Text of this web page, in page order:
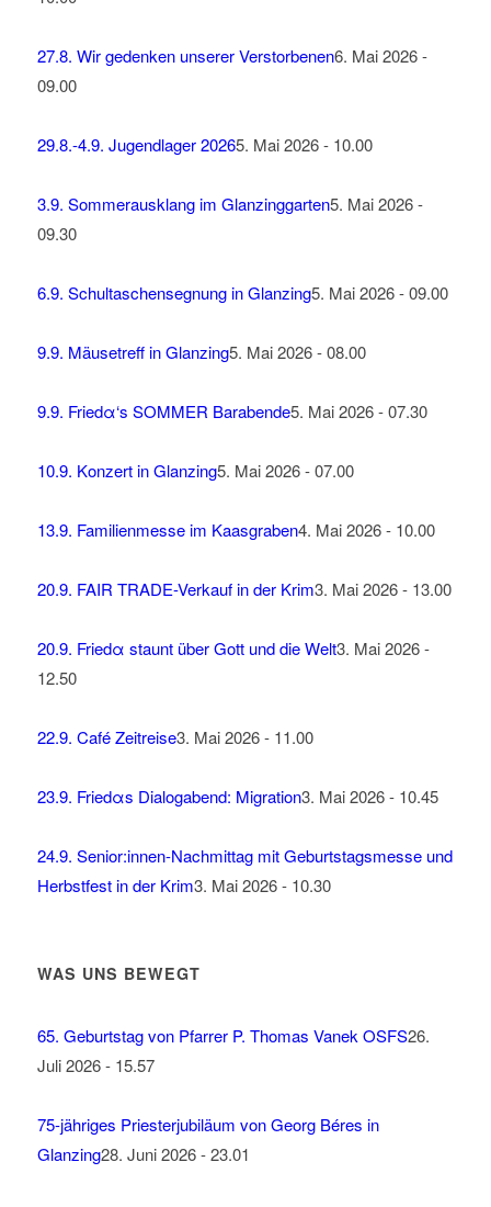
27.8. Wir gedenken unserer Verstorbenen6. Mai 2026 -
09.00
29.8.-4.9. Jugendlager 20265. Mai 2026 - 10.00
3.9. Sommerausklang im Glanzinggarten5. Mai 2026 -
09.30
6.9. Schultaschensegnung in Glanzing5. Mai 2026 - 09.00
9.9. Mäusetreff in Glanzing5. Mai 2026 - 08.00
9.9. Friedα‘s SOMMER Barabende5. Mai 2026 - 07.30
10.9. Konzert in Glanzing5. Mai 2026 - 07.00
13.9. Familienmesse im Kaasgraben4. Mai 2026 - 10.00
20.9. FAIR TRADE-Verkauf in der Krim3. Mai 2026 - 13.00
20.9. Friedα staunt über Gott und die Welt3. Mai 2026 -
12.50
22.9. Café Zeitreise3. Mai 2026 - 11.00
23.9. Friedαs Dialogabend: Migration3. Mai 2026 - 10.45
24.9. Senior:innen-Nachmittag mit Geburtstagsmesse und
Herbstfest in der Krim3. Mai 2026 - 10.30
WAS UNS BEWEGT
65. Geburtstag von Pfarrer P. Thomas Vanek OSFS26.
Juli 2026 - 15.57
75-jähriges Priesterjubiläum von Georg Béres in
Glanzing28. Juni 2026 - 23.01